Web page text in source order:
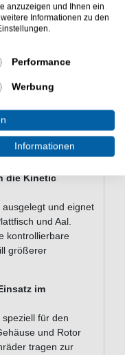
zur Kinetic
die Kinetic
und eignet
und Aal.
kontrollierbare
größerer
im
für den
und Rotor
tragen zur
anzuzeigen und Ihnen ein
Informationen zu den
Performance
Werbung
Informationen